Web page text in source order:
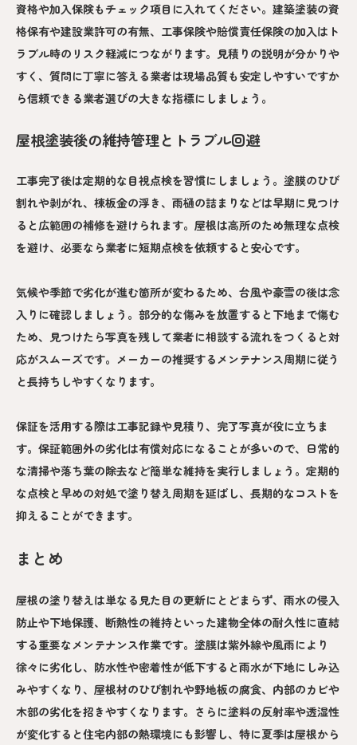
資格や加入保険もチェック項目に入れてください。建築塗装の資
格保有や建設業許可の有無、工事保険や賠償責任保険の加入はト
ラブル時のリスク軽減につながります。見積りの説明が分かりや
すく、質問に丁寧に答える業者は現場品質も安定しやすいですか
ら信頼できる業者選びの大きな指標にしましょう。
屋根塗装後の維持管理とトラブル回避
工事完了後は定期的な目視点検を習慣にしましょう。塗膜のひび
割れや剥がれ、棟板金の浮き、雨樋の詰まりなどは早期に見つけ
ると広範囲の補修を避けられます。屋根は高所のため無理な点検
を避け、必要なら業者に短期点検を依頼すると安心です。
気候や季節で劣化が進む箇所が変わるため、台風や豪雪の後は念
入りに確認しましょう。部分的な傷みを放置すると下地まで傷む
ため、見つけたら写真を残して業者に相談する流れをつくると対
応がスムーズです。メーカーの推奨するメンテナンス周期に従う
と長持ちしやすくなります。
保証を活用する際は工事記録や見積り、完了写真が役に立ちま
す。保証範囲外の劣化は有償対応になることが多いので、日常的
な清掃や落ち葉の除去など簡単な維持を実行しましょう。定期的
な点検と早めの対処で塗り替え周期を延ばし、長期的なコストを
抑えることができます。
まとめ
屋根の塗り替えは単なる見た目の更新にとどまらず、雨水の侵入
防止や下地保護、断熱性の維持といった建物全体の耐久性に直結
する重要なメンテナンス作業です。塗膜は紫外線や風雨により
徐々に劣化し、防水性や密着性が低下すると雨水が下地にしみ込
みやすくなり、屋根材のひび割れや野地板の腐食、内部のカビや
木部の劣化を招きやすくなります。さらに塗料の反射率や透湿性
が変化すると住宅内部の熱環境にも影響し、特に夏季は屋根から